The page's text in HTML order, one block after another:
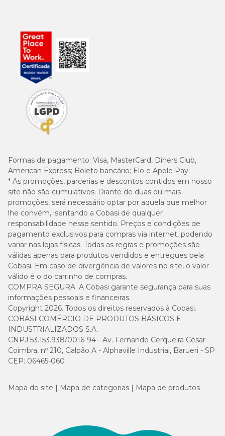
Formas de pagamento: Visa, MasterCard, Diners Club,
American Express; Boleto bancário; Elo e Apple Pay.
* As promoções, parcerias e descontos contidos em nosso
site não são cumulativos. Diante de duas ou mais
promoções, será necessário optar por aquela que melhor
lhe convém, isentando a Cobasi de qualquer
responsabilidade nesse sentido. Preços e condições de
pagamento exclusivos para compras via internet, podendo
variar nas lojas físicas. Todas as regras e promoções são
válidas apenas para produtos vendidos e entregues pela
Cobasi. Em caso de divergência de valores no site, o valor
válido é o do carrinho de compras.
COMPRA SEGURA. A Cobasi garante segurança para suas
informações pessoais e financeiras.
Copyright 2026. Todos os direitos reservados à Cobasi.
COBASI COMÉRCIO DE PRODUTOS BÁSICOS E
INDUSTRIALIZADOS S.A.
CNPJ 53.153.938/0016-94 - Av. Fernando Cerqueira César
Coimbra, nº 210, Galpão A - Alphaville Industrial, Barueri - SP
CEP: 06465-060
Mapa do site Mapa de categorias Mapa de produtos